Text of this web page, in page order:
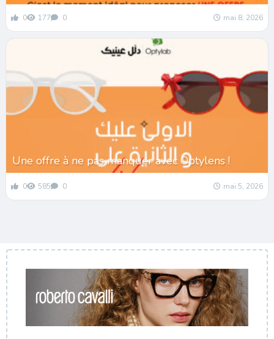
0 177 0 mai 8, 2026
Une offre à ne pas manquer avec Optylens !
0 585 0 mai 5, 2026